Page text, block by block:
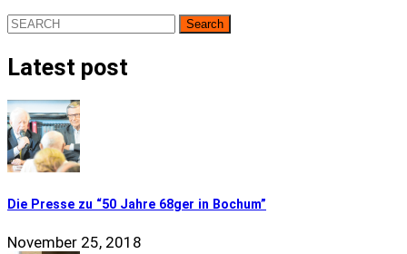
Search
Latest post
Die Presse zu “50 Jahre 68ger in Bochum”
November 25, 2018